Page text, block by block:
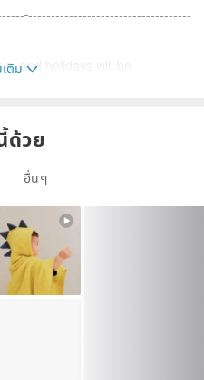
------------------------------------
and holidays will be
------------------------------------
sleeve, 100% コットン, コーマ
ติม
ด้วย
อื่นๆ